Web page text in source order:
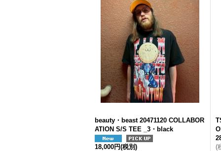
beauty・beast 20471120 COLLABOR
ATION S/S TEE _3・black
18,000円(税別)
(